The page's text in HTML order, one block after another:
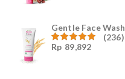
Gentle Face Wash
Dinilai
(236)
Rp 89,892